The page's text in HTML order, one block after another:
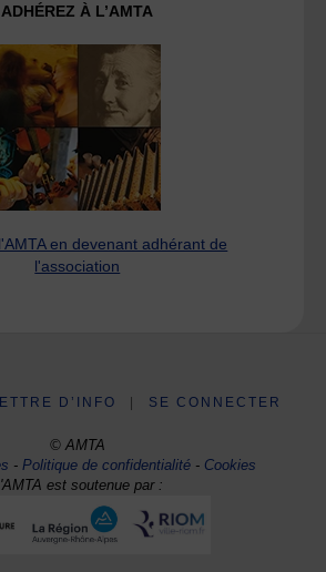
ADHÉREZ À L’AMTA
en devenant adhérant de
l'association
D’INFO SE CONNECTER
© AMTA
-Politique de confidentialité- Cookies
est soutenue par :